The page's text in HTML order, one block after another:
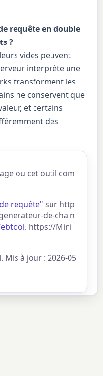
requête en double
?
vides peuvent
interprète une
transforment les
ne conservent que
et certains
des
ou cet outil com
requête" sur http
de-chain
, https://Mini
à jour : 2026-05